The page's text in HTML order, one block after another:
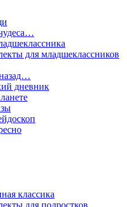
для младшеклассников
дневник
классика
для подростков